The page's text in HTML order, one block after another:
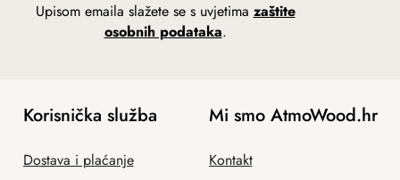
Upisom emaila slažete se s uvjetima zaštite
osobnih podataka.
Korisnička služba
Dostava i plaćanje
Mi smo AtmoWood.hr
Kontakt